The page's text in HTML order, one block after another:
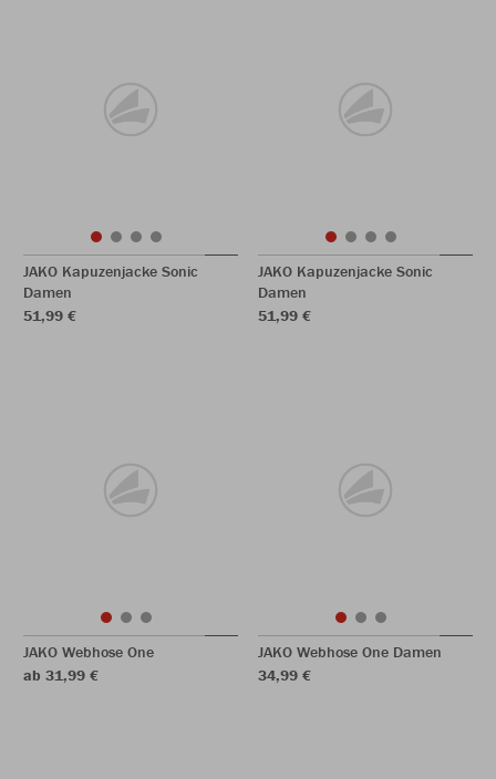
JAKO Kapuzenjacke Sonic
Damen
51,99 €
JAKO Kapuzenjacke Sonic
Damen
51,99 €
JAKO Webhose One
ab 31,99 €
JAKO Webhose One Damen
34,99 €